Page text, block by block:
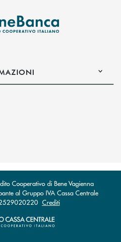
apre l’app di posta elettronica)
l’app di posta elettronica)
Cooperativo di Bene Vagienna
al Gruppo IVA Cassa Centrale
Crediti